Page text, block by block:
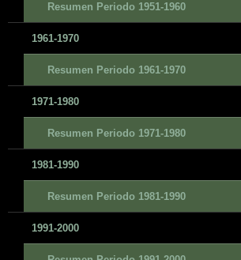
Resumen Periodo 1951-1960
1961-1970
Resumen Periodo 1961-1970
1971-1980
Resumen Periodo 1971-1980
1981-1990
Resumen Periodo 1981-1990
1991-2000